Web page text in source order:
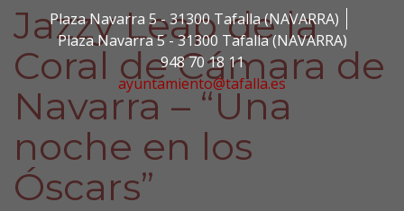
Plaza Navarra 5 - 31300 Tafalla (NAVARRA)
Plaza Navarra 5 - 31300 Tafalla (NAVARRA)
948 70 18 11
ayuntamiento@tafalla.es
Jazzy Leap de la
Coral de Cámara de
Navarra – “Una
noche en los
Óscars”